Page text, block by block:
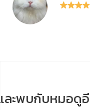
ละพบกับหมอดู